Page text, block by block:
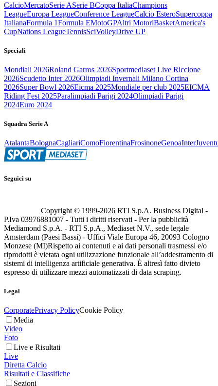
CalcioMercatoSerie ASerie BCoppa ItaliaChampions
LeagueEuropa LeagueConference LeagueCalcio EsteroSupercoppa
ItalianaFormula 1Formula EMotoGPAltri MotoriBasketAmerica's
CupNations LeagueTennisSciVolleyDrive UP
Speciali
Mondiali 2026Roland Garros 2026Sportmediaset Live Riccione
2026Scudetto Inter 2026Olimpiadi Invernali Milano Cortina
2026Super Bowl 2026Eicma 2025Mondiale per club 2025EICMA
Riding Fest 2025Paralimpiadi Parigi 2024Olimpiadi Parigi
2024Euro 2024
Squadra Serie A
AtalantaBolognaCagliariComoFiorentinaFrosinoneGenoaInter
Seguici su
Copyright © 1999-2026 RTI S.p.A. Business Digital -
P.Iva 03976881007 - Tutti i diritti riservati - Per la pubblicità
Mediamond S.p.A. - RTI S.p.A., Mediaset N.V., sede legale
Amsterdam (Paesi Bassi) - Uffici Viale Europa 46, 20093 Cologno
Monzese (MI)Rispetto ai contenuti e ai dati personali trasmessi e/o
riprodotti è vietata ogni utilizzazione funzionale all’addestramento di
sistemi di intelligenza artificiale generativa. È altresì fatto divieto
espresso di utilizzare mezzi automatizzati di data scraping.
Legal
CorporatePrivacy PolicyCookie Policy
Media
Video
Foto
Live e Risultati
Live
Diretta Calcio
Risultati e Classifiche
Sezioni